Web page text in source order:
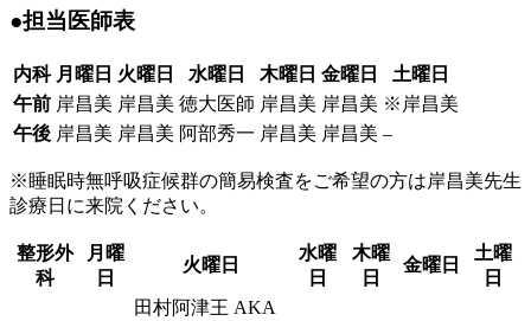
●担当医師表
内科 月曜日 火曜日 水曜日 木曜日 金曜日
土曜日
午前 岸昌美 岸昌美 徳大医師 岸昌美 岸昌美 ※岸昌美
午後 岸昌美 岸昌美 阿部秀一 岸昌美 岸昌美 –
※睡眠時無呼吸症候群の簡易検査をご希望の方は岸昌美先生
診療日に来院ください。
整形外
科
月曜
日
火曜日
水曜
日
木曜
日
金曜日
土曜
日
田村阿津王 AKA